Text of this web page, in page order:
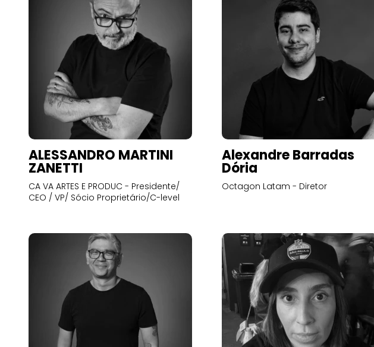
ALESSANDRO MARTINI
ZANETTI
CA VA ARTES E PRODUC - Presidente/
CEO / VP/ Sócio Proprietário/C-level
Alexandre Barradas
Dória
Octagon Latam - Diretor